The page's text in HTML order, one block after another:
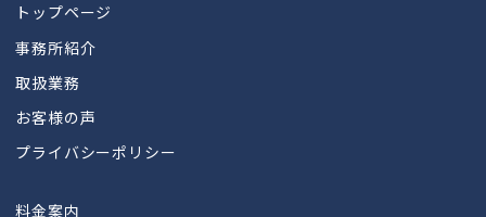
トップページ
事務所紹介
取扱業務
お客様の声
プライバシーポリシー
料金案内